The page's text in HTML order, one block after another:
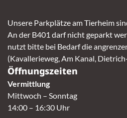
Unsere Parkplätze am Tierheim
An der B401 darf nicht geparkt
nutzt bitte bei Bedarf die
(Kavallerieweg, Am Kanal,
Öffnungszeiten
Vermittlung
Mittwoch – Sonntag
14:00 – 16:30 Uhr